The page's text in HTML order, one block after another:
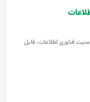
فناوری اطلاعات، فایل